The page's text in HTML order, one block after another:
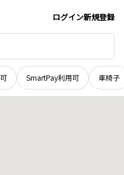
ログイン新規登録
SmartPay利用可 車椅子